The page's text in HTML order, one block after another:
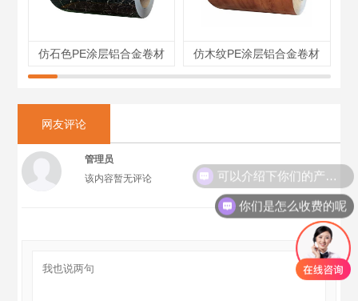
仿石色PE涂层铝合金卷材 仿木纹PE涂层铝合金卷材
网友评论
管理员
该内容暂无评论
你们是怎么收费的呢